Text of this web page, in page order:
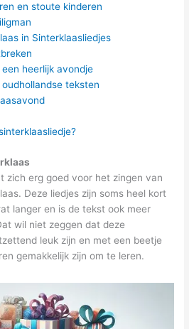
en stoute kinderen
in Sinterklaasliedjes
heerlijk avondje
teksten
zich erg goed voor het zingen van
Deze liedjes zijn soms heel kort
langer en is de tekst ook meer
wil niet zeggen dat deze
leuk zijn en met een beetje
gemakkelijk zijn om te leren.